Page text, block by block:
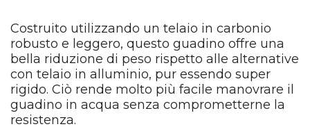
Costruito utilizzando un telaio in carbonio
robusto e leggero, questo guadino offre una
bella riduzione di peso rispetto alle alternative
con telaio in alluminio, pur essendo super
rigido. Ciò rende molto più facile manovrare il
guadino in acqua senza comprometterne la
resistenza.